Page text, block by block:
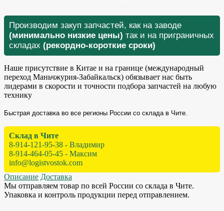
Производим закуп запчастей, как на заводе
(минимально низкие цены) так и на приграничных
складах (рекордно-короткие сроки)
Наше присутствие в Китае и на границе (международный
переход Маньчжурия-Забайкальск) обязывает нас быть
лидерами в скорости и точности подбора запчастей на любую
технику
Быстрая доставка во все регионы России со склада в Чите.
Склад в Чите
8-914-121-95-38 - Владимир
8-914-464-05-45 - Максим
info@logistvostok.com
Описание Доставка
Мы отправляем товар по всей России со склада в Чите.
Упаковка и контроль продукции перед отправлением.